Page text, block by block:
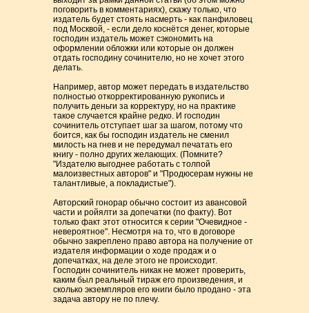
поговорить в комментариях), скажу только, что
издатель будет стоять насмерть - как панфиловец
под Москвой, - если дело коснётся денег, которые
господин издатель может сэкономить на
оформлении обложки или которые он должен
отдать господину сочинителю, но не хочет этого
делать.
Например, автор может передать в издательство
полностью откорректированную рукопись и
получить деньги за корректуру, но на практике
такое случается крайне редко. И господин
сочинитель отступает шаг за шагом, потому что
боится, как бы господин издатель не сменил
милость на гнев и не передумал печатать его
книгу - полно других желающих. (Помните?
"Издателю выгоднее работать с толпой
малоизвестных авторов" и "Продюсерам нужны не
талантливые, а покладистые").
Авторский гонорар обычно состоит из авансовой
части и ройялти за допечатки (по факту). Вот
только факт этот относится к серии "Очевидное -
невероятное". Несмотря на то, что в договоре
обычно закреплено право автора на получение от
издателя информации о ходе продаж и о
допечатках, на деле этого не происходит.
Господин сочинитель никак не может проверить,
каким был реальный тираж его произведения, и
сколько экземпляров его книги было продано - эта
задача автору не по плечу.